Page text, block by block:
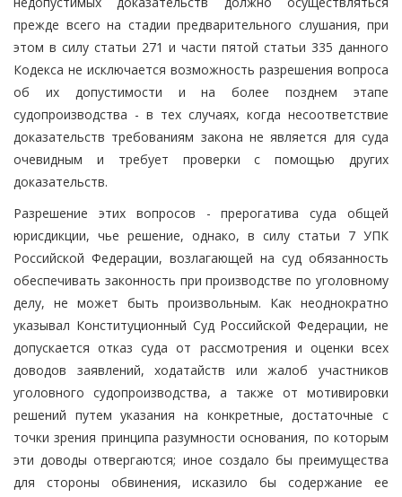
прежде всего на стадии предварительного слушания, при
этом в силу статьи 271 и части пятой статьи 335 данного
Кодекса не исключается возможность разрешения вопроса
об их допустимости и на более позднем этапе
судопроизводства - в тех случаях, когда несоответствие
доказательств требованиям закона не является для суда
очевидным и требует проверки с помощью других
доказательств.
Разрешение этих вопросов - прерогатива суда общей
юрисдикции, чье решение, однако, в силу статьи 7 УПК
Российской Федерации, возлагающей на суд обязанность
обеспечивать законность при производстве по уголовному
делу, не может быть произвольным. Как неоднократно
указывал Конституционный Суд Российской Федерации, не
допускается отказ суда от рассмотрения и оценки всех
доводов заявлений, ходатайств или жалоб участников
уголовного судопроизводства, а также от мотивировки
решений путем указания на конкретные, достаточные с
точки зрения принципа разумности основания, по которым
эти доводы отвергаются; иное создало бы преимущества
для стороны обвинения, исказило бы содержание ее